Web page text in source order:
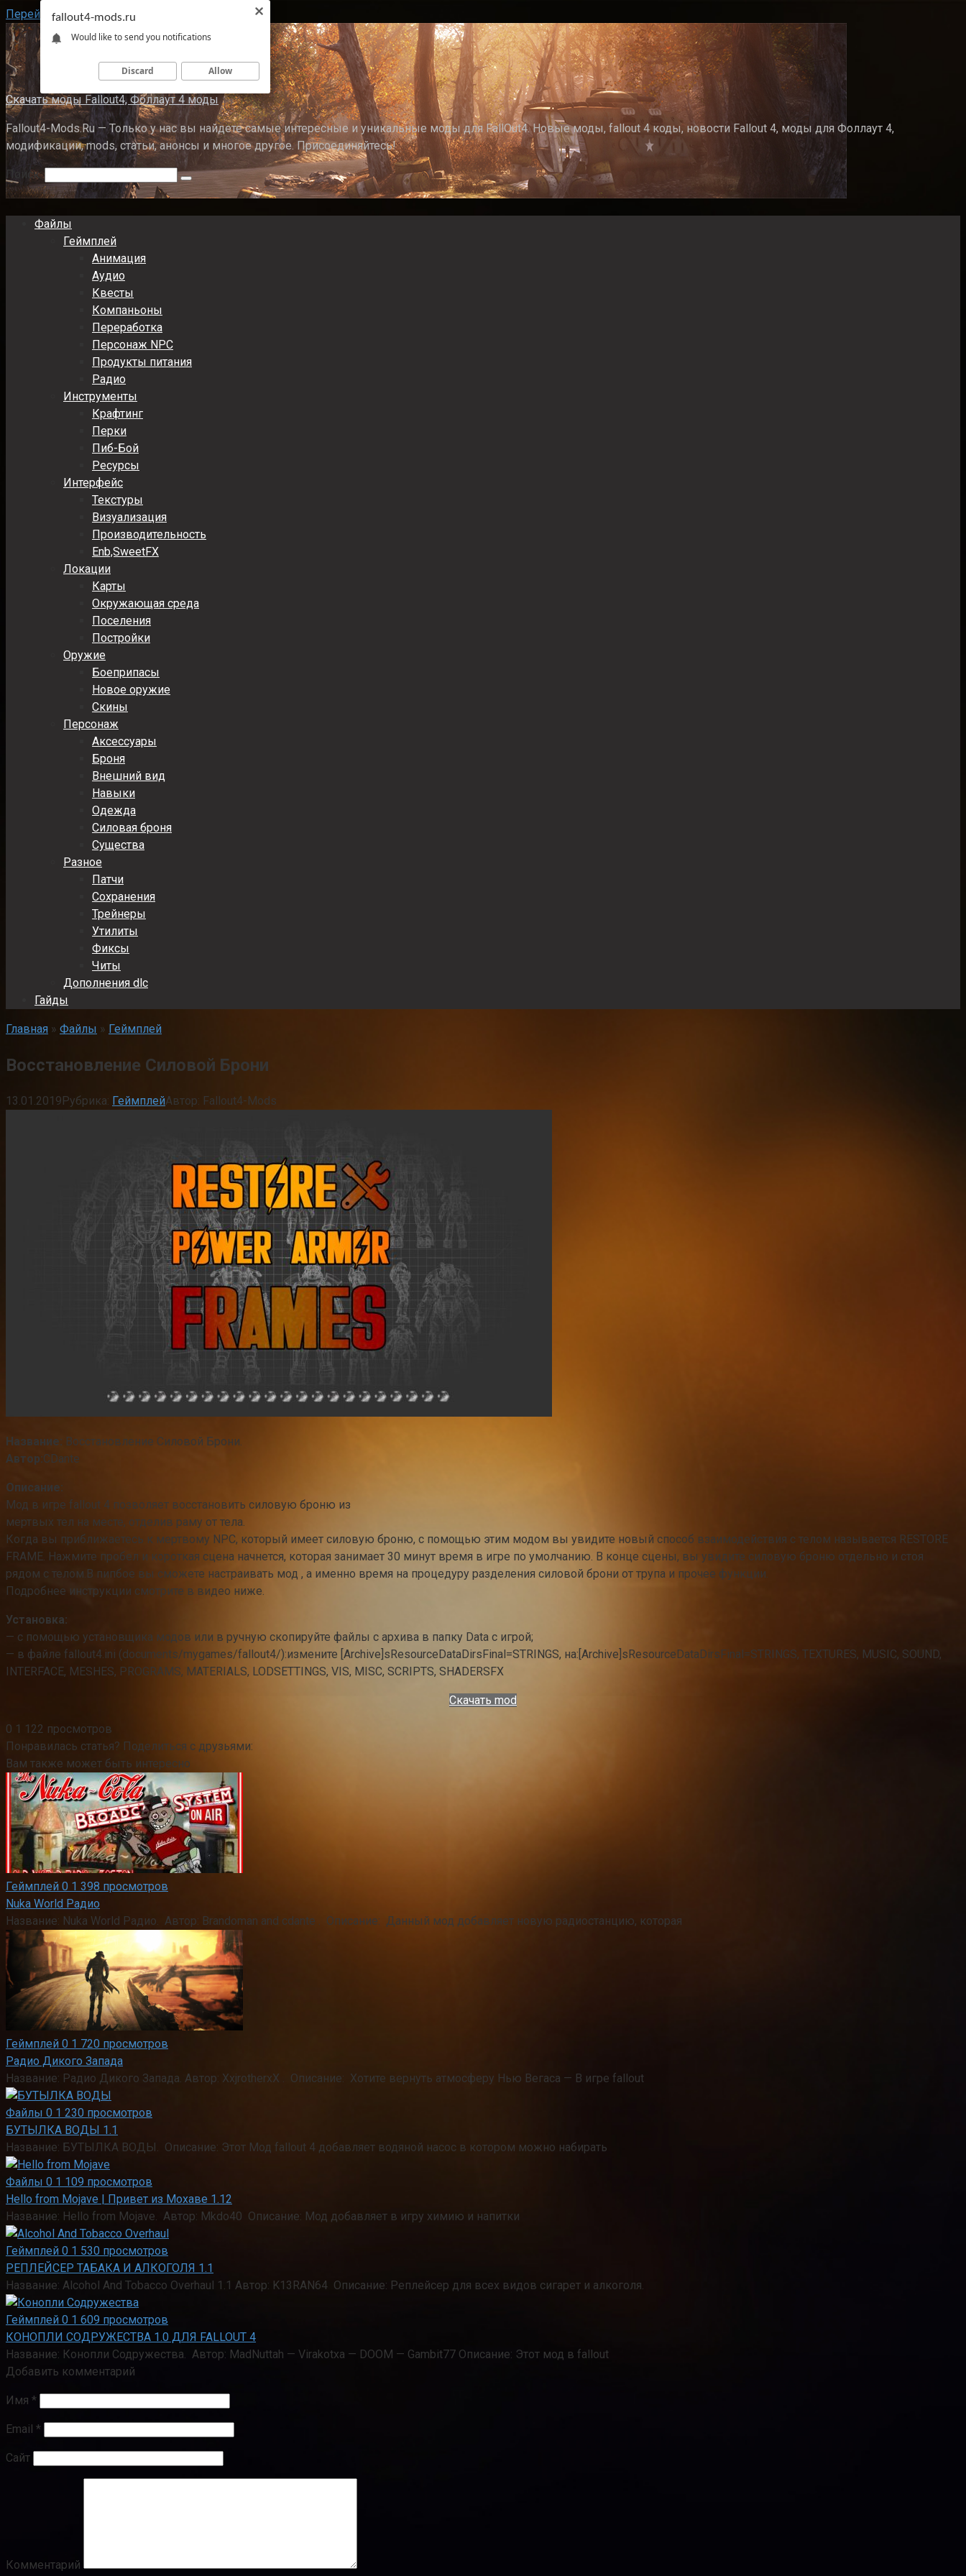
Перейти к контенту
Скачать моды Fallout4, Фоллаут 4 моды
Fallout4-Mods.Ru — Только у нас вы найдете самые интересные и уникальные моды для FallOut4. Новые моды, fallout 4 коды, новости Fallout 4, моды для Фоллаут 4,
модификации, mods, статьи, анонсы и многое другое. Присоединяйтесь!
Поиск:
Файлы
Геймплей
Анимация
Аудио
Квесты
Компаньоны
Переработка
Персонаж NPC
Продукты питания
Радио
Инструменты
Крафтинг
Перки
Пиб-Бой
Ресурсы
Интерфейс
Текстуры
Визуализация
Производительность
Enb,SweetFX
Локации
Карты
Окружающая среда
Поселения
Постройки
Оружие
Боеприпасы
Новое оружие
Скины
Персонаж
Аксессуары
Броня
Внешний вид
Навыки
Одежда
Силовая броня
Существа
Разное
Патчи
Сохранения
Трейнеры
Утилиты
Фиксы
Читы
Дополнения dlc
Гайды
Главная » Файлы » Геймплей
Восстановление Силовой Брони
13.01.2019Рубрика: ГеймплейАвтор: Fallout4-Mods
Название: Восстановление Силовой Брони.
Автор:CDante
Описание:
Мод в игре fallout 4 позволяет восстановить силовую броню из
мертвых тел на месте, отделив раму от тела.
Когда вы приближаетесь к мертвому NPC, который имеет силовую броню, с помощью этим модом вы увидите новый способ взаимодействия с телом называется RESTORE
FRAME. Нажмите пробел и короткая сцена начнется, которая занимает 30 минут время в игре по умолчанию. В конце сцены, вы увидите силовую броню отдельно и стоя
рядом с телом.В пипбое вы сможете настраивать мод , а именно время на процедуру разделения силовой брони от трупа и прочее функции.
Подробнее инструкции смотрите в видео ниже.
Установка:
— с помощью установщика модов или в ручную скопируйте файлы с архива в папку Data с игрой;
— в файле fallout4.ini (documents/mygames/fallout4/):измените [Archive]sResourceDataDirsFinal=STRINGS, на:[Archive]sResourceDataDirsFinal=STRINGS, TEXTURES, MUSIC, SOUND,
INTERFACE, MESHES, PROGRAMS, MATERIALS, LODSETTINGS, VIS, MISC, SCRIPTS, SHADERSFX
Скачать mod
0 1 122 просмотров
Понравилась статья? Поделиться с друзьями:
Вам также может быть интересно
Геймплей 0 1 398 просмотров
Nuka World Радио
Название: Nuka World Радио. Автор: Brandoman and cdante . Описание: Данный мод добавляет новую радиостанцию, которая
Геймплей 0 1 720 просмотров
Радио Дикого Запада
Название: Радио Дикого Запада. Автор: XxjrotherxX . Описание: Хотите вернуть атмосферу Нью Вегаса — В игре fallout
Файлы 0 1 230 просмотров
БУТЫЛКА ВОДЫ 1.1
Название: БУТЫЛКА ВОДЫ. Описание: Этот Мод fallout 4 добавляет водяной насос в котором можно набирать
Файлы 0 1 109 просмотров
Hello from Mojave | Привет из Мохаве 1.12
Название: Hello from Mojave. Автор: Mkdo40 Описание: Мод добавляет в игру химию и напитки
Геймплей 0 1 530 просмотров
РЕПЛЕЙСЕР ТАБАКА И АЛКОГОЛЯ 1.1
Название: Alcohol And Tobacco Overhaul 1.1 Автор: K13RAN64 Описание: Реплейсер для всех видов сигарет и алкоголя.
Геймплей 0 1 609 просмотров
КОНОПЛИ СОДРУЖЕСТВА 1.0 ДЛЯ FALLOUT 4
Название: Конопли Содружества. Автор: MadNuttah — Virakotxa — DOOM — Gambit77 Описание: Этот мод в fallout
Добавить комментарий
Имя *
Email *
Сайт
Комментарий
fallout4-mods.ru
Would like to send you notifications
Discard Allow